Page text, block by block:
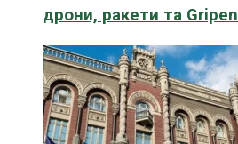
дрони, ракети та Gripen